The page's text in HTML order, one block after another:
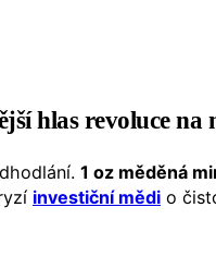
hlas revoluce na
1 oz měděná
investiční mědi o